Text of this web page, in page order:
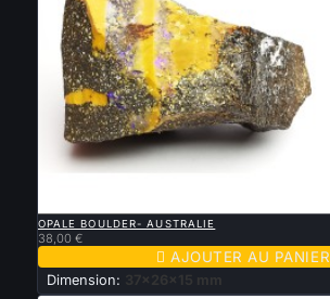
OPALE BOULDER- AUSTRALIE
38,00 €
 AJOUTER AU PANIER
Dimension: 37x26x15 mm